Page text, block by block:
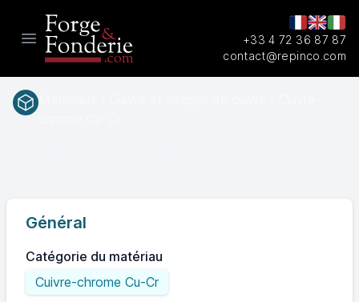
Open main menu
+33 4 72 36 87 87
contact@repinco.com
Général
Catégorie du matériau
Cuivre-chrome Cu-Cr